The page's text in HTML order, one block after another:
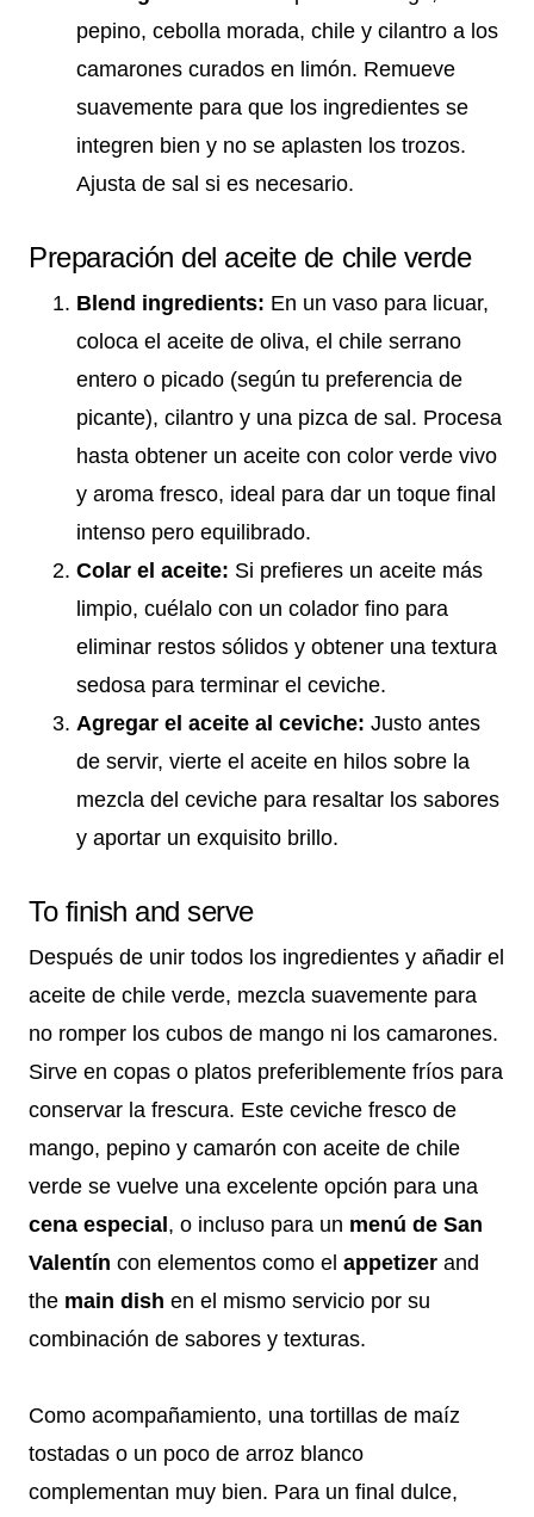
pepino, cebolla morada, chile y cilantro a los
camarones curados en limón. Remueve
suavemente para que los ingredientes se
integren bien y no se aplasten los trozos.
Ajusta de sal si es necesario.
Preparación del aceite de chile verde
Blend ingredients: En un vaso para licuar,
coloca el aceite de oliva, el chile serrano
entero o picado (según tu preferencia de
picante), cilantro y una pizca de sal. Procesa
hasta obtener un aceite con color verde vivo
y aroma fresco, ideal para dar un toque final
intenso pero equilibrado.
Colar el aceite: Si prefieres un aceite más
limpio, cuélalo con un colador fino para
eliminar restos sólidos y obtener una textura
sedosa para terminar el ceviche.
Agregar el aceite al ceviche: Justo antes
de servir, vierte el aceite en hilos sobre la
mezcla del ceviche para resaltar los sabores
y aportar un exquisito brillo.
To finish and serve
Después de unir todos los ingredientes y añadir el
aceite de chile verde, mezcla suavemente para
no romper los cubos de mango ni los camarones.
Sirve en copas o platos preferiblemente fríos para
conservar la frescura. Este ceviche fresco de
mango, pepino y camarón con aceite de chile
verde se vuelve una excelente opción para una
cena especial , o incluso para un menú de San
Valentín con elementos como el appetizer and
the main dish en el mismo servicio por su
combinación de sabores y texturas.
Como acompañamiento, una tortillas de maíz
tostadas o un poco de arroz blanco
complementan muy bien. Para un final dulce,